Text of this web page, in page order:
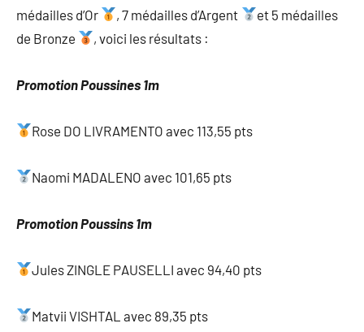
médailles d’Or
, 7 médailles d’Argent
et 5 médailles
de Bronze
, voici les résultats :
Promotion Poussines 1m
Rose DO LIVRAMENTO avec 113,55 pts
Naomi MADALENO avec 101,65 pts
Promotion Poussins 1m
Jules ZINGLE PAUSELLI avec 94,40 pts
Matvii VISHTAL avec 89,35 pts